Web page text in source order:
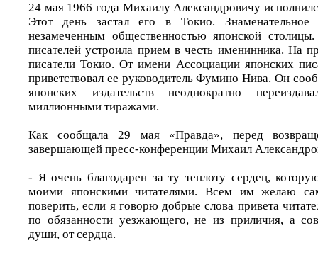
24 мая 1966 года Михаилу Александровичу
Этот день застал его в Токио. Знаменательное
незамеченным общественностью японской
писателей устроила прием в честь именинника. На
писатели Токио. От имени Ассоциации японских
приветствовал ее руководитель Фумино Нива. Он
японских издательств неоднократно
миллионными тиражами.
Как сообщала 29 мая «Правда», перед
завершающей пресс-конференции Михаил
- Я очень благодарен за ту теплоту сердец,
моими японскими читателями. Всем им желаю
поверить, если я говорю добрые слова привета
по обязанности уезжающего, не из приличия, а
души, от сердца.